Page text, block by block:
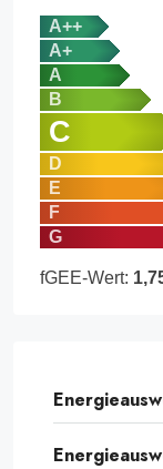
A++
A+
A
B
C
D
E
F
G
fGEE-Wert: